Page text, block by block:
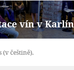
vín v
(v češtině).